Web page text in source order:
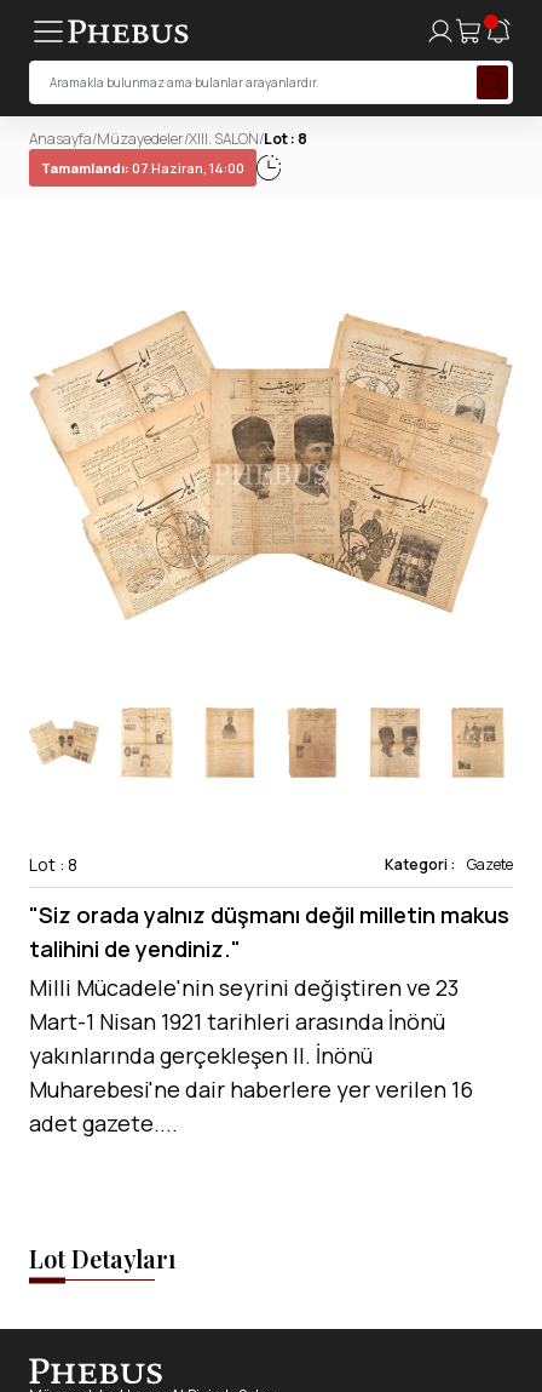
Anasayfa/Müzayedeler/XIII. SALON/Lot : 8
Tamamlandı: 07 Haziran, 14:00
Lot : 8 Kategori : Gazete
"Siz orada yalnız düşmanı değil milletin makus
talihini de yendiniz."
Milli Mücadele'nin seyrini değiştiren ve 23
Mart-1 Nisan 1921 tarihleri arasında İnönü
yakınlarında gerçekleşen II. İnönü
Muharebesi'ne dair haberlere yer verilen 16
adet gazete....
Lot Detayları